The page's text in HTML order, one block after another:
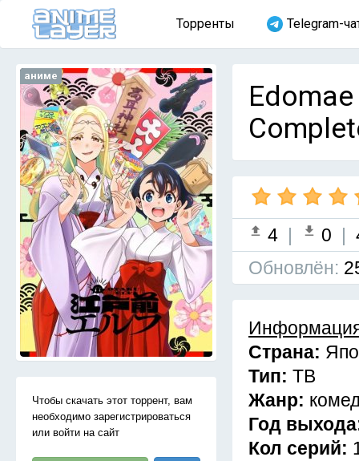
Торренты Telegram-
аниме
Чтобы скачать этот торрент, вам
необходимо зарегистрироваться
или войти на сайт
4 | 0 |
Обновлён:
Страна:
Тип: ТВ
Жанр:
Год
Кол серий: